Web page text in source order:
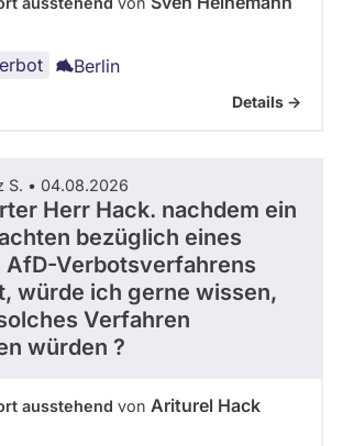
Berlin
Details ->
S. • 04.08.2026
Herr Hack. nachdem ein
bezüglich eines
AfD-Verbotsverfahrens
würde ich gerne wissen,
Verfahren
würden ?
ausstehend von Ariturel Hack